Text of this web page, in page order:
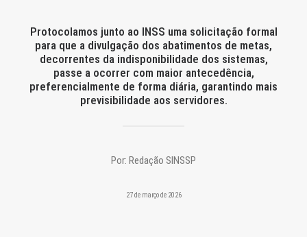
PESQUISAR
Protocolamos junto ao INSS uma solicitação formal
para que a divulgação dos abatimentos de metas,
decorrentes da indisponibilidade dos sistemas,
passe a ocorrer com maior antecedência,
preferencialmente de forma diária, garantindo mais
previsibilidade aos servidores.
Por: Redação SINSSP
27 de março de 2026